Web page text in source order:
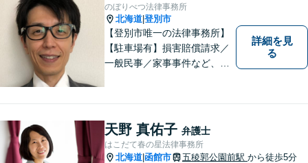
のぼりべつ法律事務所
北海道 登別市
【登別市唯一の法律事務所】
【駐車場有】損害賠償請求／
一般民事／家事事件など、幅
解決し、明るく活気のある地
域づくりに貢献いたします。
小さなお困りごとでも、お早
めにご相談ください！
詳細を見
る
天野 真佑子 弁護士
はこだて春の星法律事務所
北海道 函館市 五稜郭公園前駅 から徒歩5分